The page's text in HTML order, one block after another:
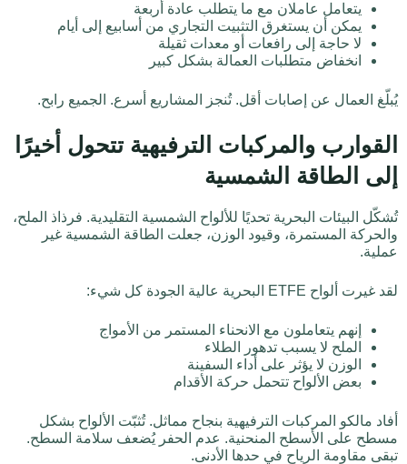
يتعامل عاملان مع ما يتطلب عادة أربعة
يمكن أن يستغرق التثبيت التجاري من أسابيع إلى أيام
لا حاجة إلى رافعات أو معدات ثقيلة
انخفاض متطلبات العمالة بشكل كبير
يُبلّغ العمال عن إصابات أقل. تُنجز المشاريع أسرع. الجميع رابح.
القوارب والمركبات الترفيهية تتحول أخيرًا
إلى الطاقة الشمسية
تُشكّل البيئات البحرية تحديًا للألواح الشمسية التقليدية. فرذاذ الملح،
والحركة المستمرة، وقيود الوزن، جعلت الطاقة الشمسية غير
عملية.
لقد غيرت ألواح ETFE البحرية عالية الجودة كل شيء:
إنهم يتعاملون مع الانحناء المستمر من الأمواج
الملح لا يسبب تدهور الطلاء
الوزن لا يؤثر على أداء السفينة
بعض الألواح تتحمل حركة الأقدام
أفاد مالكو المركبات الترفيهية بنجاح مماثل. تُثبّت الألواح بشكل
مسطح على الأسطح المنحنية. عدم الحفر يُضعف سلامة السطح.
تبقى مقاومة الرياح في حدها الأدنى.